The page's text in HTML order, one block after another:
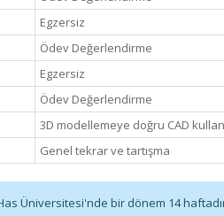
Egzersiz
Ödev Değerlendirme
Egzersiz
Ödev Değerlendirme
3D modellemeye doğru CAD
Genel tekrar ve tartışma
Üniversitesi'nde bir dönem 14